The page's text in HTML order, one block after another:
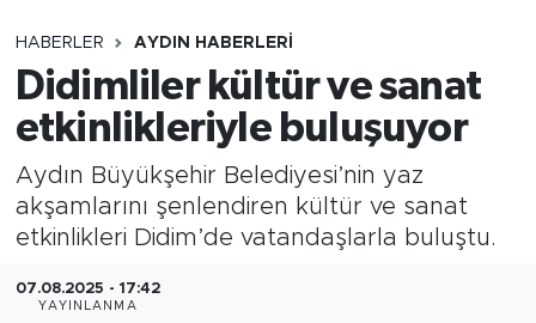
HABERLER AYDIN HABERLERI
Didimliler kültür ve sanat
etkinlikleriyle buluşuyor
Aydın Büyükşehir Belediyesi’nin yaz
akşamlarını şenlendiren kültür ve sanat
etkinlikleri Didim’de vatandaşlarla buluştu.
07.08.2025 - 17:42
YAYINLANMA